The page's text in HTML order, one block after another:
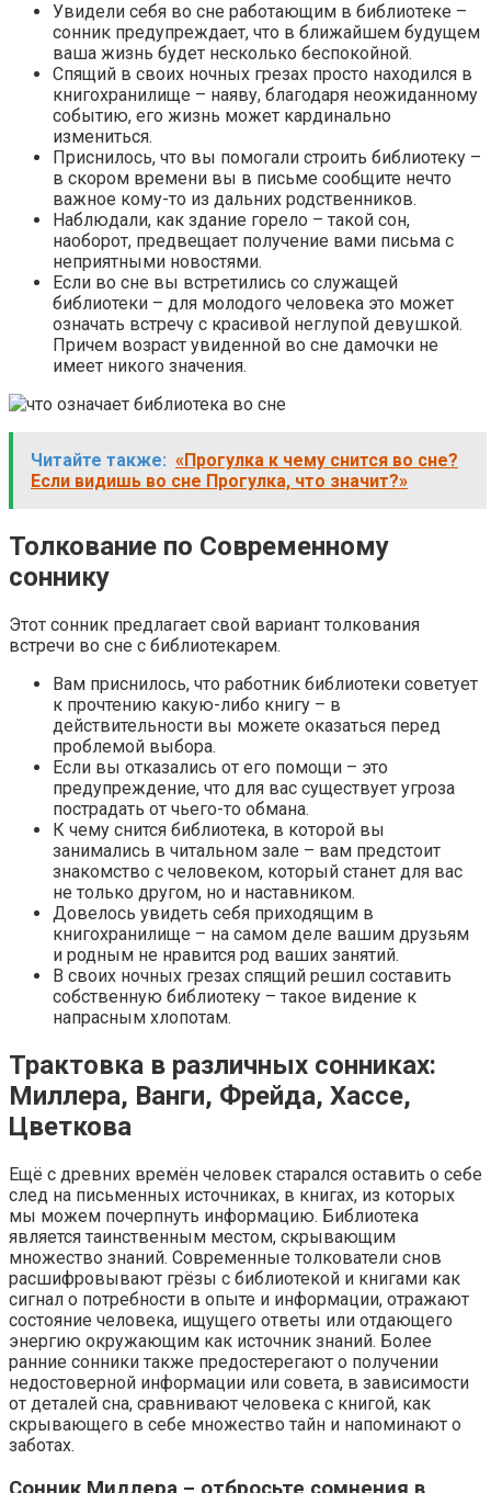
Увидели себя во сне работающим в библиотеке –
сонник предупреждает, что в ближайшем будущем
ваша жизнь будет несколько беспокойной.
Спящий в своих ночных грезах просто находился в
книгохранилище – наяву, благодаря неожиданному
событию, его жизнь может кардинально
измениться.
Приснилось, что вы помогали строить библиотеку –
в скором времени вы в письме сообщите нечто
важное кому-то из дальних родственников.
Наблюдали, как здание горело – такой сон,
наоборот, предвещает получение вами письма с
неприятными новостями.
Если во сне вы встретились со служащей
библиотеки – для молодого человека это может
означать встречу с красивой неглупой девушкой.
Причем возраст увиденной во сне дамочки не
имеет никого значения.
Читайте также: «Прогулка к чему снится во сне?
Если видишь во сне Прогулка, что значит?»
Толкование по Современному
соннику
Этот сонник предлагает свой вариант толкования
встречи во сне с библиотекарем.
Вам приснилось, что работник библиотеки советует
к прочтению какую-либо книгу – в
действительности вы можете оказаться перед
проблемой выбора.
Если вы отказались от его помощи – это
предупреждение, что для вас существует угроза
пострадать от чьего-то обмана.
К чему снится библиотека, в которой вы
занимались в читальном зале – вам предстоит
знакомство с человеком, который станет для вас
не только другом, но и наставником.
Довелось увидеть себя приходящим в
книгохранилище – на самом деле вашим друзьям
и родным не нравится род ваших занятий.
В своих ночных грезах спящий решил составить
собственную библиотеку – такое видение к
напрасным хлопотам.
Трактовка в различных сонниках:
Миллера, Ванги, Фрейда, Хассе,
Цветкова
Ещё с древних времён человек старался оставить о себе
след на письменных источниках, в книгах, из которых
мы можем почерпнуть информацию. Библиотека
является таинственным местом, скрывающим
множество знаний. Современные толкователи снов
расшифровывают грёзы с библиотекой и книгами как
сигнал о потребности в опыте и информации, отражают
состояние человека, ищущего ответы или отдающего
энергию окружающим как источник знаний. Более
ранние сонники также предостерегают о получении
недостоверной информации или совета, в зависимости
от деталей сна, сравнивают человека с книгой, как
скрывающего в себе множество тайн и напоминают о
заботах.
Сонник Миллера – отбросьте сомнения в